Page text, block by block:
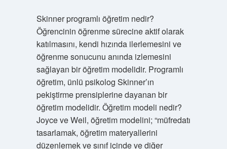
Skinner programlı öğretim nedir?
Öğrencinin öğrenme sürecine aktif olarak
katılmasını, kendi hızında ilerlemesini ve
öğrenme sonucunu anında izlemesini
sağlayan bir öğretim modelidir. Programlı
öğretim, ünlü psikolog Skinner’ın
pekiştirme prensiplerine dayanan bir
öğretim modelidir. Öğretim modeli nedir?
Joyce ve Weil, öğretim modelini; “müfredatı
tasarlamak, öğretim materyallerini
düzenlemek ve sınıf içinde ve diğer